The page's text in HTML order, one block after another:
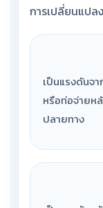
การเปลี่ยนแปล
เป็นแรงดันจ
หรือท่อจ่ายห
ปลายทาง